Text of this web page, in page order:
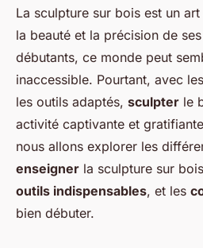
Quelles
enseigner la
aux débutants ?
Ibrahim•16 septembre 2024•6
La sculpture sur bois est un
la beauté et la précision de
débutants, ce monde peut
inaccessible. Pourtant, avec
les outils adaptés, sculpter le
activité captivante et
nous allons explorer les
enseigner la sculpture sur
outils indispensables, et les
bien débuter.